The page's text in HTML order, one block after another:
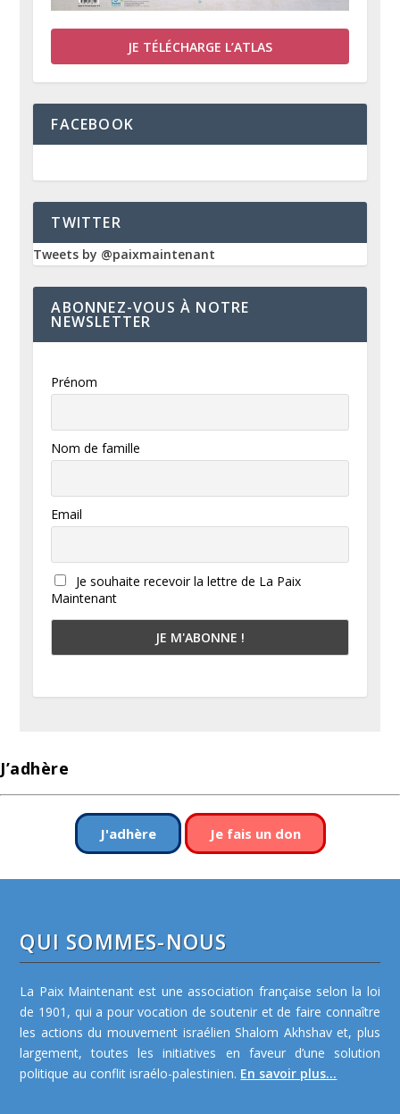
JE TÉLÉCHARGE L’ATLAS
FACEBOOK
TWITTER
Tweets by @paixmaintenant
ABONNEZ-VOUS À NOTRE
NEWSLETTER
Prénom
Nom de famille
Email
Je souhaite recevoir la lettre de La Paix
Maintenant
J’adhère
J'adhère Je fais un don
QUI SOMMES-NOUS
La Paix Maintenant est une association française selon la loi
de 1901, qui a pour vocation de soutenir et de faire connaître
les actions du mouvement israélien Shalom Akhshav et, plus
largement, toutes les initiatives en faveur d’une solution
politique au conflit israélo-palestinien. En savoir plus...